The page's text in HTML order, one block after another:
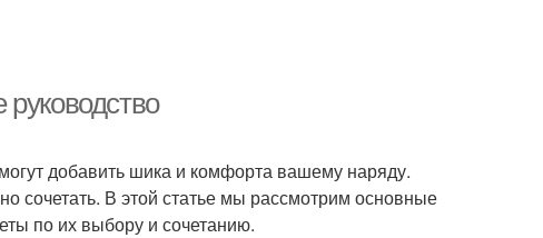
добавить шика и комфорта вашему наряду.
сочетать. В этой статье мы рассмотрим основные
по их выбору и сочетанию.